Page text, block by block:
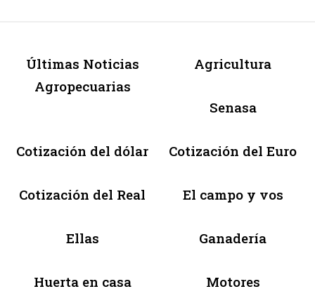
Últimas Noticias
Agropecuarias
Agricultura
Senasa
Cotización del dólar Cotización del Euro
Cotización del Real El campo y vos
Ellas Ganadería
Huerta en casa Motores